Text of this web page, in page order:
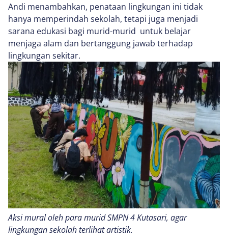
Andi menambahkan, penataan lingkungan ini tidak
hanya memperindah sekolah, tetapi juga menjadi
sarana edukasi bagi murid-murid untuk belajar
menjaga alam dan bertanggung jawab terhadap
lingkungan sekitar.
Aksi mural oleh para murid SMPN 4 Kutasari, agar
lingkungan sekolah terlihat artistik.